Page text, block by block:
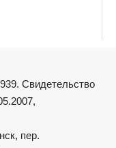
Свидетельство
пер.